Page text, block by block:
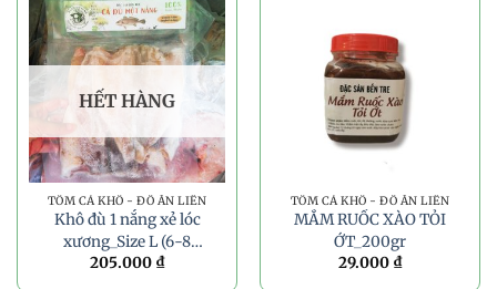
HẾT HÀNG
TÔM CÁ KHÔ - ĐỒ ĂN LIỀN
Khô đù 1 nắng xẻ lóc
xương_Size L (6-8
con/túi PA)_500g
205.000 ₫
TÔM CÁ KHÔ - ĐỒ ĂN LIỀN
MẮM RUỐC XÀO TỎI
ỚT_200gr
29.000 ₫